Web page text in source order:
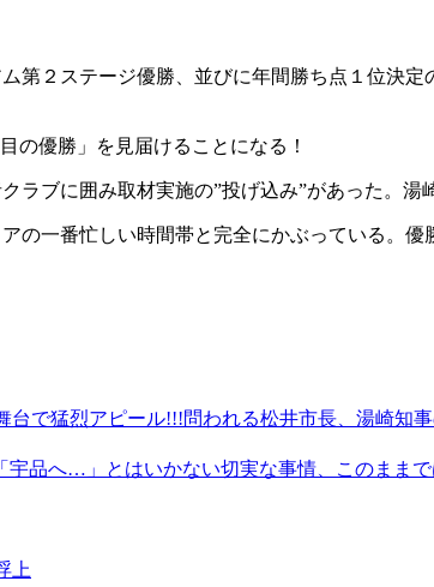
第２ステージ優勝、並びに年間勝ち点１位決
の優勝」を見届けることになる！
ブに囲み取材実施の”投げ込み”があった。湯
の一番忙しい時間帯と完全にかぶっている。
台で猛烈アピール!!!問われる松井市長、湯崎知
品へ…」とはいかない切実な事情、このまま
上